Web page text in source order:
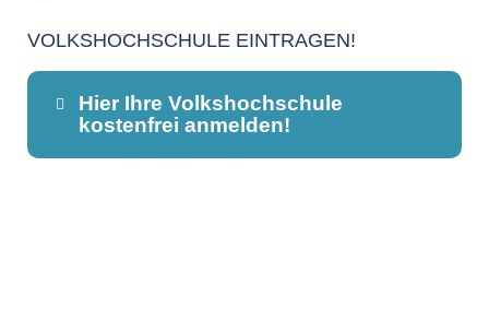
VOLKSHOCHSCHULE EINTRAGEN!
Hier Ihre Volkshochschule
kostenfrei anmelden!